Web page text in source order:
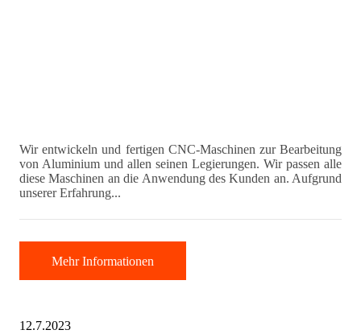
Wir entwickeln und fertigen CNC-Maschinen zur Bearbeitung
von Aluminium und allen seinen Legierungen. Wir passen alle
diese Maschinen an die Anwendung des Kunden an. Aufgrund
unserer Erfahrung...
Mehr Informationen
12.7.2023